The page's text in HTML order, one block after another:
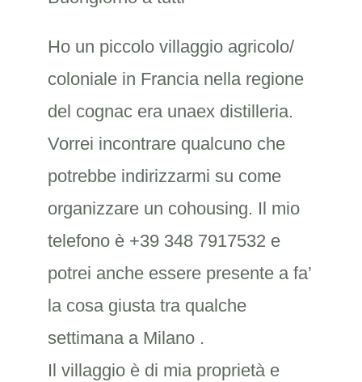
Ho un piccolo villaggio agricolo/
coloniale in Francia nella regione
del cognac era unaex distilleria.
Vorrei incontrare qualcuno che
potrebbe indirizzarmi su come
organizzare un cohousing. Il mio
telefono è +39 348 7917532 e
potrei anche essere presente a fa’
la cosa giusta tra qualche
settimana a Milano .
Il villaggio è di mia proprietà e